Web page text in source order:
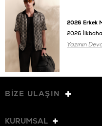
2026 Erkek
Yazının
BİZE ULAŞIN
KURUMSAL